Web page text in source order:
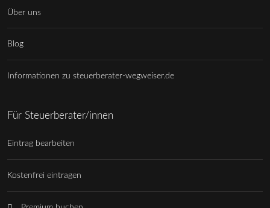
Über uns
Blog
Informationen zu steuerberater-wegweiser.de
Für Steuerberater/innen
Eintrag bearbeiten
Kostenfrei eintragen